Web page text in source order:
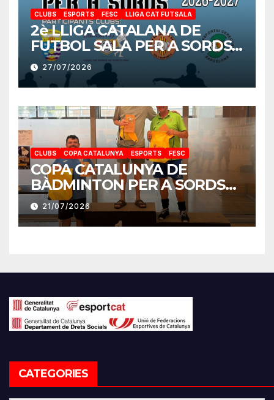
CLUBS ESPORTS FESC LLIGA CAT FUTSALA
2è LLIGA CATALANA DE
FUTBOL SALA PER A SORDS
2026-2027
27/07/2026
CLUBS COPA CATALUNYA ESPORTS FESC
COPA CATALUNYA DE
BÀDMINTON PER A SORDS
2026
21/07/2026
CATEGORIES